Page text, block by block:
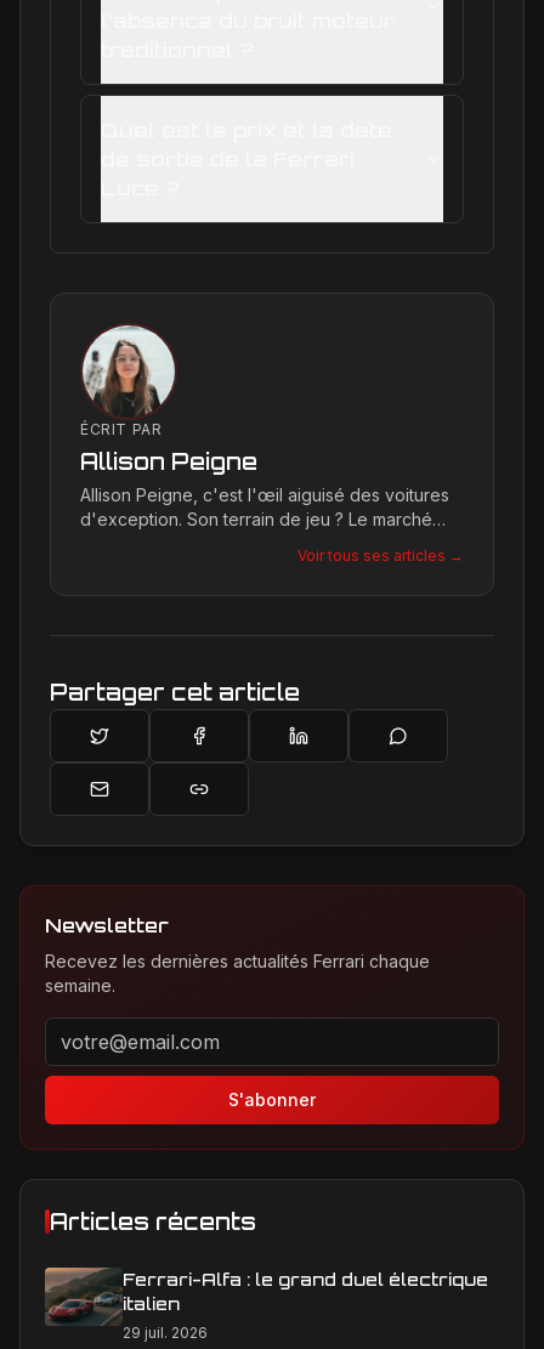
ÉCRIT PAR
Allison Peigne
Allison Peigne, c'est l'œil aiguisé des voitures
d'exception. Son terrain de jeu ? Le marché
une passion contagieuse les dernières
créations, notamment chez Ferrari, sa marque
Voir tous ses articles →
Partager cet article
Newsletter
Recevez les dernières actualités Ferrari chaque
semaine.
Adresse email pour la newsletter
S'abonner
Articles récents
Ferrari-Alfa : le grand duel électrique
italien
29 juil. 2026